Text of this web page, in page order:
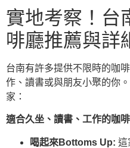
實地考察！台
啡廳推薦與詳
台南有許多提供不限時的咖
作、讀書或與朋友小聚的你
家：
適合久坐、讀書、工作的咖啡
喝起來Bottoms Up: 這